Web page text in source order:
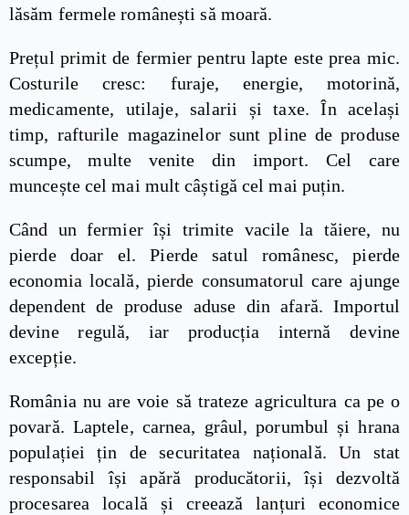
lăsăm fermele românești să moară.
Prețul primit de fermier pentru lapte este prea mic.
Costurile cresc: furaje, energie, motorină,
medicamente, utilaje, salarii și taxe. În același
timp, rafturile magazinelor sunt pline de produse
scumpe, multe venite din import. Cel care
muncește cel mai mult câștigă cel mai puțin.
Când un fermier își trimite vacile la tăiere, nu
pierde doar el. Pierde satul românesc, pierde
economia locală, pierde consumatorul care ajunge
dependent de produse aduse din afară. Importul
devine regulă, iar producția internă devine
excepție.
România nu are voie să trateze agricultura ca pe o
povară. Laptele, carnea, grâul, porumbul și hrana
populației țin de securitatea națională. Un stat
responsabil își apără producătorii, își dezvoltă
procesarea locală și creează lanțuri economice